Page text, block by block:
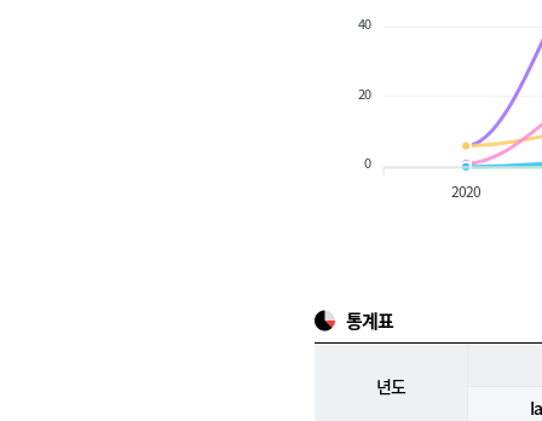
40
20
0
2020
통계표
년도